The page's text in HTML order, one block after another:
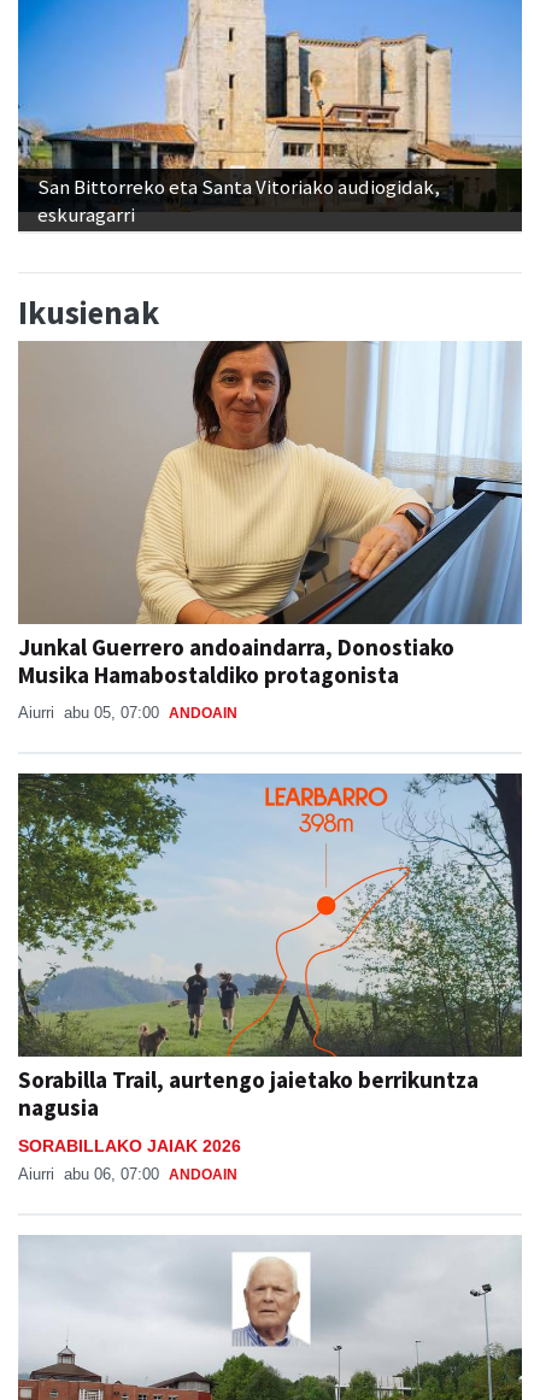
San Bittorreko eta Santa Vitoriako audiogidak,
eskuragarri
Ikusienak
Junkal Guerrero andoaindarra, Donostiako
Musika Hamabostaldiko protagonista
Aiurri abu 05, 07:00 ANDOAIN
Sorabilla Trail, aurtengo jaietako berrikuntza
nagusia
SORABILLAKO JAIAK 2026
Aiurri abu 06, 07:00 ANDOAIN